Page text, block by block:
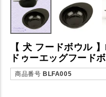
【 犬 フードボウル
ドゥーエッグフード
商品番号 BLFA005